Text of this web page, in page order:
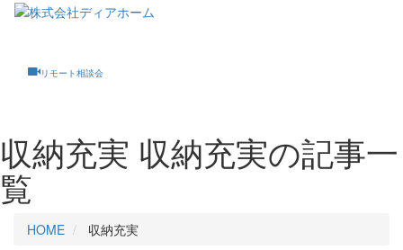
リモート相談会
収納充実 収納充実の記事一
覧
HOME 収納充実